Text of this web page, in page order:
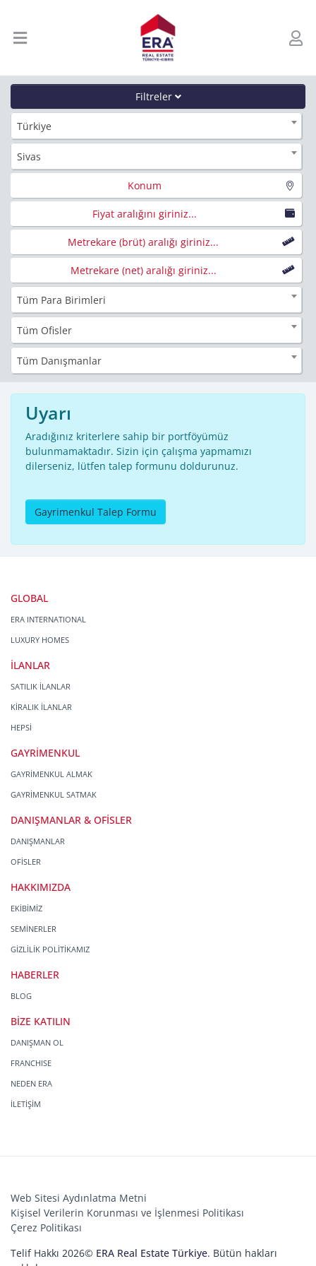
Filtreler
Türkiye
Sivas
Konum
Fiyat aralığını giriniz...
Metrekare (brüt) aralığı giriniz...
Metrekare (net) aralığı giriniz...
Tüm Para Birimleri
Tüm Ofisler
Tüm Danışmanlar
Uyarı
Aradığınız kriterlere sahip bir portföyümüz
bulunmamaktadır. Sizin için çalışma yapmamızı
dilerseniz, lütfen talep formunu doldurunuz.
Gayrimenkul Talep Formu
GLOBAL
ERA INTERNATIONAL
LUXURY HOMES
İLANLAR
SATILIK İLANLAR
KİRALIK İLANLAR
HEPSİ
GAYRİMENKUL
GAYRİMENKUL ALMAK
GAYRİMENKUL SATMAK
DANIŞMANLAR & OFİSLER
DANIŞMANLAR
OFİSLER
HAKKIMIZDA
EKİBİMİZ
SEMİNERLER
GİZLİLİK POLİTİKAMIZ
HABERLER
BLOG
BİZE KATILIN
DANIŞMAN OL
FRANCHISE
NEDEN ERA
İLETİŞİM
Web Sitesi Aydınlatma Metni
Kişisel Verilerin Korunması ve İşlenmesi Politikası
Çerez Politikası
Telif Hakkı 2026© ERA Real Estate Türkiye. Bütün hakları